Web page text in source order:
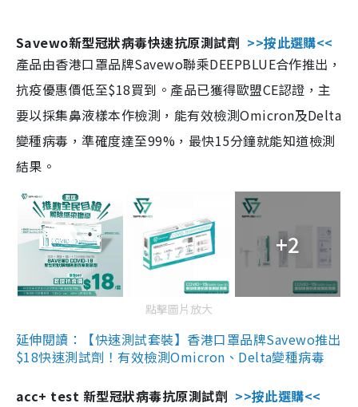
Savewo新型冠狀病毒快速抗原測試劑 >>按此選購<<
產品由香港口罩品牌Savewo聯乘DEEPBLUE合作推出，
抗疫優惠價低至$18買到。產品已獲得歐盟CE認證，主
要以採集鼻液樣本作檢測，能有效檢測Omicron及Delta
變種病毒，準確度達至99%，最快15分鐘就能知道檢測
結果。
+2
點擊圖片放大
延伸閱讀：【快速測試套裝】香港口罩品牌Savewo推出
$18快速測試劑！有效檢測Omicron、Delta變種病毒
acc+ test 新型冠狀病毒抗原測試劑 >>按此選購<<